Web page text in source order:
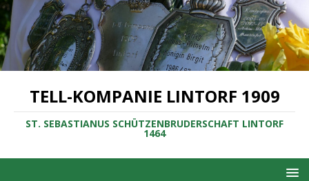
TELL-KOMPANIE LINTORF 1909
ST. SEBASTIANUS SCHÜTZENBRUDERSCHAFT LINTORF
1464